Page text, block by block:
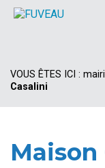
VOUS ÊTES ICI :
Casalini
Maison